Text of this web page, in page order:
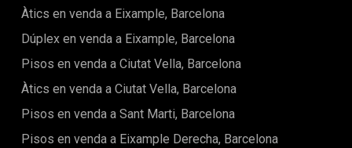
Àtics en venda a Eixample, Barcelona
Dúplex en venda a Eixample, Barcelona
Pisos en venda a Ciutat Vella, Barcelona
Àtics en venda a Ciutat Vella, Barcelona
Pisos en venda a Sant Marti, Barcelona
Pisos en venda a Eixample Derecha, Barcelona